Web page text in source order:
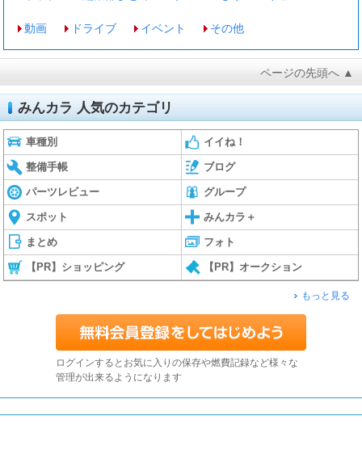
動画 ドライブ イベント その他
ページの先頭へ ▲
みんカラ 人気のカテゴリ
車種別 イイね！
整備手帳 ブログ
パーツレビュー グループ
スポット みんカラ＋
まとめ フォト
【PR】ショッピング 【PR】オークション
もっと見る
ログインするとお気に入りの保存や燃費記録など様々な
管理が出来るようになります